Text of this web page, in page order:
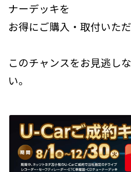
ナーデッキを
お得にご購入・取付いただ
このチャンスをお見逃し
い。